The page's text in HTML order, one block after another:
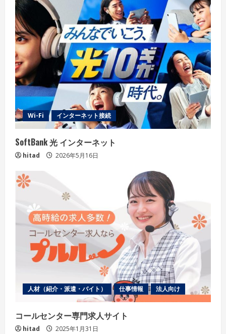
Wi-Fi インターネット接続
‎SoftBank 光 インターネット
hitad 2026年5月16日
人材（紹介・派遣・バイト） 仕事情報 法人向け
コールセンター専門求人サイト
hitad 2025年1月31日